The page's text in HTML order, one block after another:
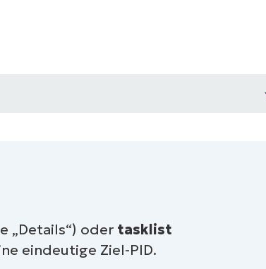
„Details“) oder tasklist
eindeutige Ziel-PID.